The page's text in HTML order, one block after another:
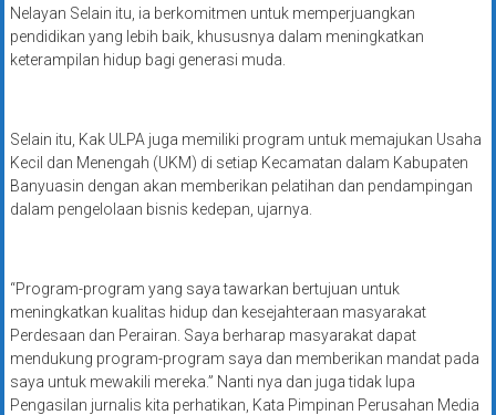
Nelayan Selain itu, ia berkomitmen untuk memperjuangkan
pendidikan yang lebih baik, khususnya dalam meningkatkan
keterampilan hidup bagi generasi muda.
Selain itu, Kak ULPA juga memiliki program untuk memajukan Usaha
Kecil dan Menengah (UKM) di setiap Kecamatan dalam Kabupaten
Banyuasin dengan akan memberikan pelatihan dan pendampingan
dalam pengelolaan bisnis kedepan, ujarnya.
“Program-program yang saya tawarkan bertujuan untuk
meningkatkan kualitas hidup dan kesejahteraan masyarakat
Perdesaan dan Perairan. Saya berharap masyarakat dapat
mendukung program-program saya dan memberikan mandat pada
saya untuk mewakili mereka.” Nanti nya dan juga tidak lupa
Pengasilan jurnalis kita perhatikan, Kata Pimpinan Perusahan Media